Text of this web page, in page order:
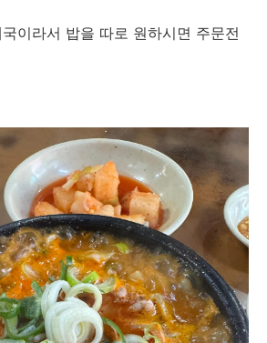
이라서 밥을 따로 원하시면 주문전